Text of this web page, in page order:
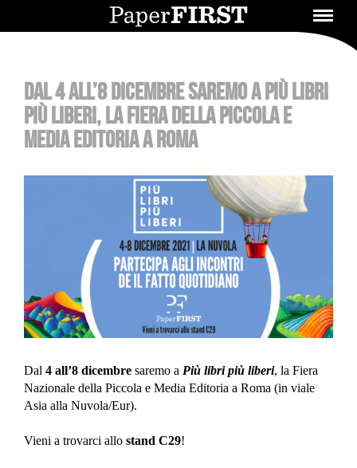
DAL 4 ALL’8 DICEMBRE SAREMO A PIÙ LIBRI
PIÙ LIBERI, LA FIERA DELLA PICCOLA E
MEDIA EDITORIA A ROMA
Dal 4 all’8 dicembre saremo a Più libri più liberi, la Fiera
Nazionale della Piccola e Media Editoria a Roma (in viale
Asia alla Nuvola/Eur).
Vieni a trovarci allo stand C29!